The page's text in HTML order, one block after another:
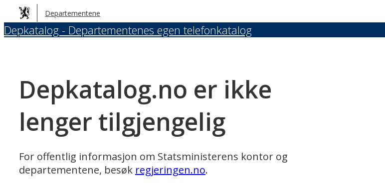
Hopp
til
hovedinnhold
Departementene
Depkatalog - Departementenes egen telefonkatalog
Depkatalog.no er ikke
lenger tilgjengelig
For offentlig informasjon om Statsministerens kontor og
departementene, besøk regjeringen.no.